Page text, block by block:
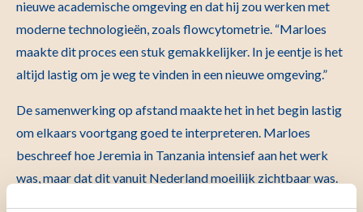
nieuwe academische omgeving en dat hij zou werken met
moderne technologieën, zoals flowcytometrie. “Marloes
maakte dit proces een stuk gemakkelijker. In je eentje is het
altijd lastig om je weg te vinden in een nieuwe omgeving.”
De samenwerking op afstand maakte het in het begin lastig
om elkaars voortgang goed te interpreteren. Marloes
beschreef hoe Jeremia in Tanzania intensief aan het werk
was, maar dat dit vanuit Nederland moeilijk zichtbaar was.